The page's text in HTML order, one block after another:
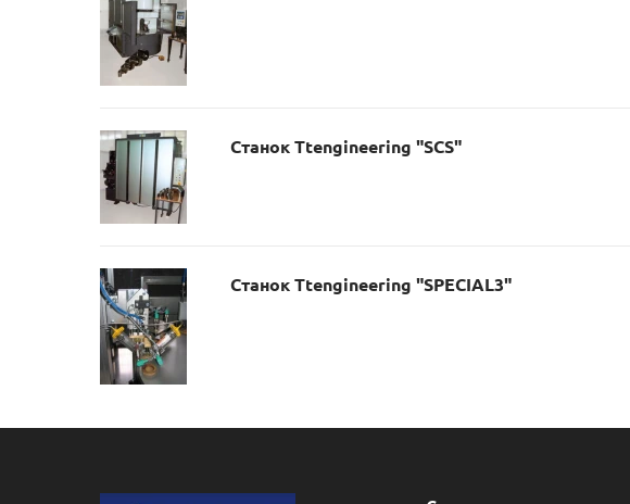
Станок Ttengineering "SCS"
Станок Ttengineering "SPECIAL3"